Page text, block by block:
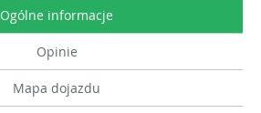
Ogólne informacje
Opinie
Mapa dojazdu